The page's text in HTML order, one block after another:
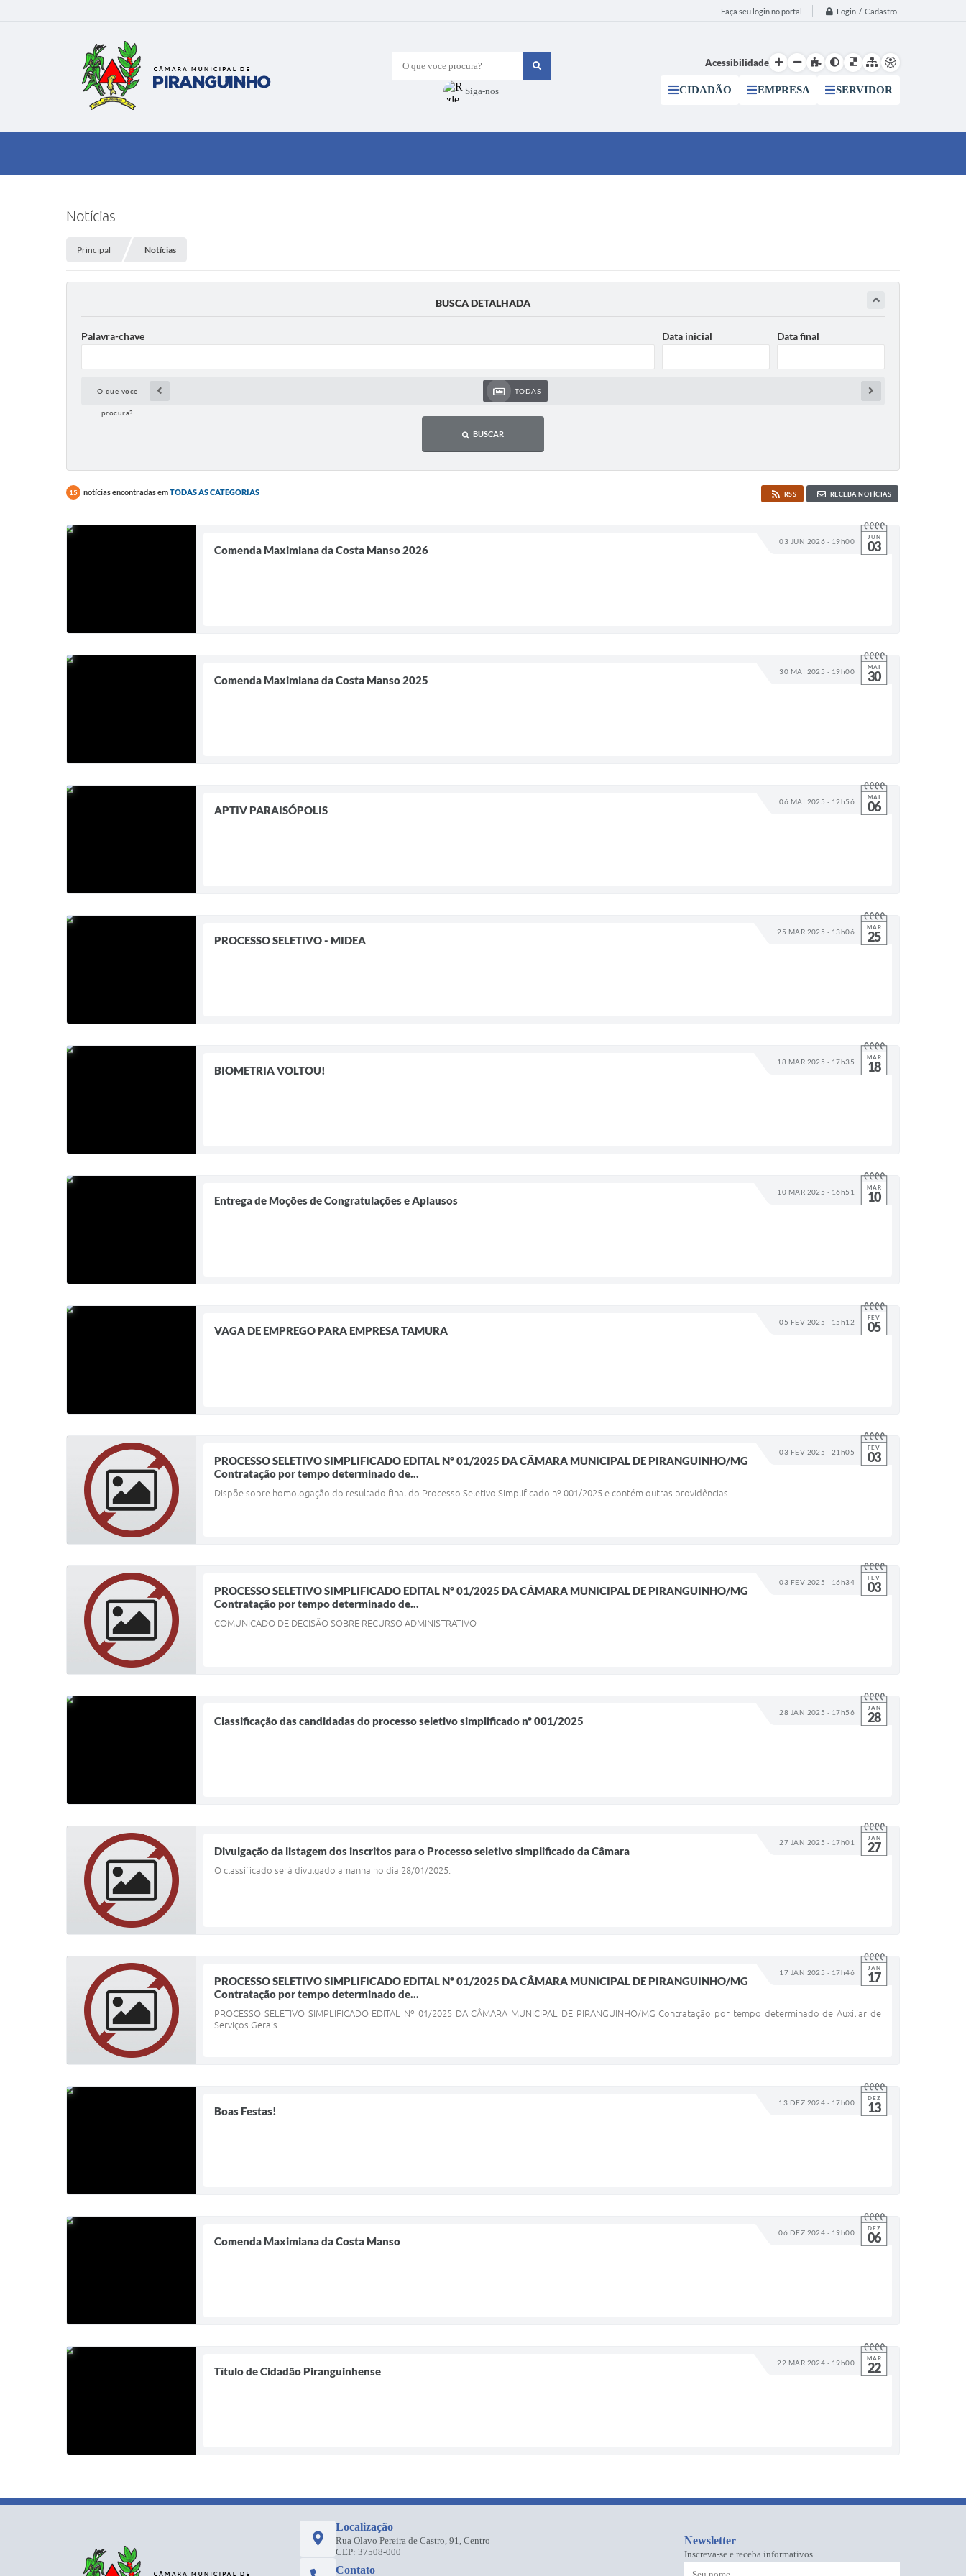
Faça seu login no portal Login / Cadastro
O que voce procura?
Siga-nos
Acessibilidade
CIDADÃO EMPRESA SERVIDOR
Notícias
Principal Notícias
BUSCA DETALHADA
Palavra-chave Data inicial Data final
O que voce
procura?
TODAS
BUSCAR
15 notícias encontradas emTODAS AS CATEGORIAS RSS RECEBA NOTÍCIAS
03 JUN 2026 - 19h00 JUN
03
Comenda Maximiana da Costa Manso 2026
30 MAI 2025 - 19h00 MAI
30
Comenda Maximiana da Costa Manso 2025
06 MAI 2025 - 12h56 MAI
06
APTIV PARAISÓPOLIS
25 MAR 2025 - 13h06 MAR
25
PROCESSO SELETIVO - MIDEA
18 MAR 2025 - 17h35 MAR
18
BIOMETRIA VOLTOU!
10 MAR 2025 - 16h51 MAR
10
Entrega de Moções de Congratulações e Aplausos
05 FEV 2025 - 15h12 FEV
05
VAGA DE EMPREGO PARA EMPRESA TAMURA
03 FEV 2025 - 21h05 FEV
03
PROCESSO SELETIVO SIMPLIFICADO EDITAL Nº 01/2025 DA CÂMARA MUNICIPAL DE PIRANGUINHO/MG
Contratação por tempo determinado de...
Dispõe sobre homologação do resultado final do Processo Seletivo Simplificado nº 001/2025 e contém outras providências. ​
03 FEV 2025 - 16h34 FEV
03
PROCESSO SELETIVO SIMPLIFICADO EDITAL Nº 01/2025 DA CÂMARA MUNICIPAL DE PIRANGUINHO/MG
Contratação por tempo determinado de...
COMUNICADO DE DECISÃO SOBRE RECURSO ADMINISTRATIVO
28 JAN 2025 - 17h56 JAN
28
Classificação das candidadas do processo seletivo simplificado nº 001/2025
27 JAN 2025 - 17h01 JAN
27
Divulgação da listagem dos inscritos para o Processo seletivo simplificado da Câmara
O classificado será divulgado amanha no dia 28/01/2025.
17 JAN 2025 - 17h46 JAN
17
PROCESSO SELETIVO SIMPLIFICADO EDITAL Nº 01/2025 DA CÂMARA MUNICIPAL DE PIRANGUINHO/MG
Contratação por tempo determinado de...
PROCESSO SELETIVO SIMPLIFICADO EDITAL Nº 01/2025 DA CÂMARA MUNICIPAL DE PIRANGUINHO/MG Contratação por tempo determinado de Auxiliar de
Serviços Gerais
13 DEZ 2024 - 17h00 DEZ
13
Boas Festas!
06 DEZ 2024 - 19h00 DEZ
06
Comenda Maximiana da Costa Manso
22 MAR 2024 - 19h00 MAR
22
Título de Cidadão Piranguinhense
Localização
Rua Olavo Pereira de Castro, 91, Centro
CEP: 37508-000
Contato
Newsletter
Inscreva-se e receba informativos